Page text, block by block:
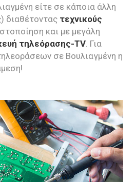
είτε σε κάποια άλλη
διαθέτοντας τεχνικούς
και με μεγάλη
τηλεόρασης-TV . Για
σε Βουλιαγμένη η